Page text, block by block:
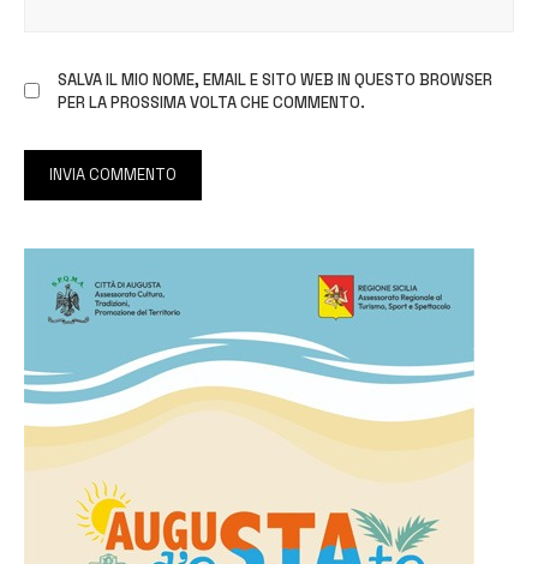
SALVA IL MIO NOME, EMAIL E SITO WEB IN QUESTO BROWSER
PER LA PROSSIMA VOLTA CHE COMMENTO.